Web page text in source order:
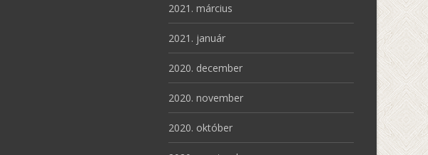
2021. március
2021. január
2020. december
2020. november
2020. október